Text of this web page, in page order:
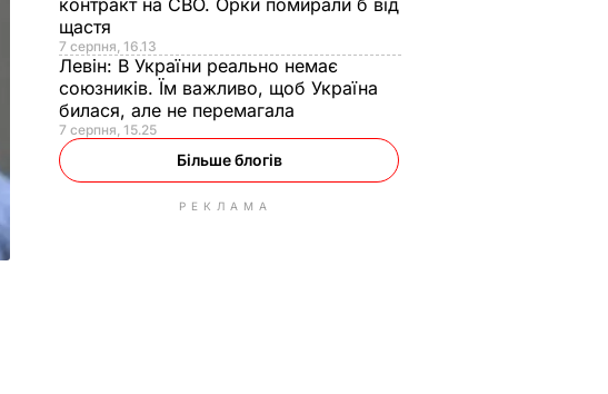
контракт на СВО. Орки помирали б від
щастя
7 серпня, 16.13
Левін: В України реально немає
союзників. Їм важливо, щоб Україна
билася, але не перемагала
7 серпня, 15.25
Більше блогів
РЕКЛАМА